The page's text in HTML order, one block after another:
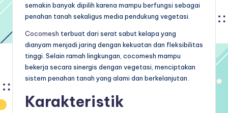
semakin banyak dipilih karena mampu berfungsi sebagai
penahan tanah sekaligus media pendukung vegetasi.
Cocomesh terbuat dari serat sabut kelapa yang
dianyam menjadi jaring dengan kekuatan dan fleksibilitas
tinggi. Selain ramah lingkungan, cocomesh mampu
bekerja secara sinergis dengan vegetasi, menciptakan
sistem penahan tanah yang alami dan berkelanjutan.
Karakteristik